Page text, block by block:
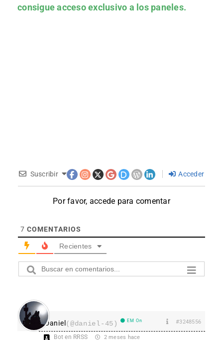
consigue acceso exclusivo a los paneles.
Suscribir Acceder
Por favor, accede para comentar
7 COMENTARIOS
Recientes
Daniel(@daniel-45) EM On #3248556
Bot en RRSS 2 meses hace